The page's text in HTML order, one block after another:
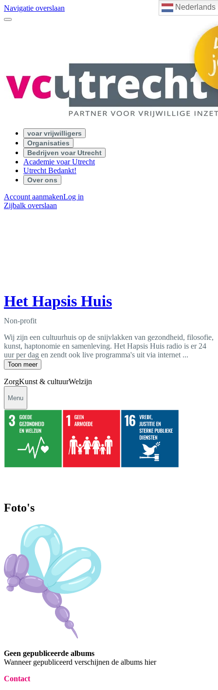
Nederlands
Navigatie overslaan
voar vrijwilligers
Organisaties
Bedrijven voar Utrecht
Academie voar Utrecht
Utrecht Bedankt!
Over ons
Account aanmakenLog in
Zijbalk overslaan
Het Hapsis Huis
Non-profit
Wij zijn een cultuurhuis op de snijvlakken van gezondheid, filosofie,
kunst, haptonomie en samenleving. Het Hapsis Huis radio is er 24
uur per dag en zendt ook live programma's uit via internet ...
Toon meer
ZorgKunst & cultuurWelzijn
Menu
Foto's
Geen gepubliceerde albums
Wanneer gepubliceerd verschijnen de albums hier
Contact